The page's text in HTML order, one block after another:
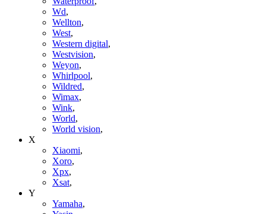
Wd,
Wellton,
West,
Western digital,
Westvision,
Weyon,
Whirlpool,
Wildred,
Wimax,
Wink,
World,
World vision,
X
Xiaomi,
Xoro,
Xpx,
Xsat,
Y
Yamaha,